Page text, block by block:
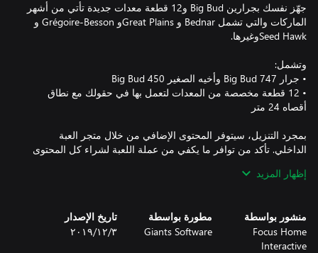
جهّز نفسك بجرارين Big Bud و12 قطعة معدات جديدة تأتي من أشهر
الماركات والتي تشمل Bednar و Great Plainsو Grégoire-Besson و
• 12 قطعة مخصصة من المعدات لتعمل بها في حقولك مع نطاق
بمجرد التنزيل، سيتوفر المحتوى الإضافي من خلال متجر العبة
الداخلي. تأكد من توافر ما يكفي من عملة اللعبة لشراء كل المحتوى
إظهار المزيد
منشور بواسطة
Focus Home
Interactive
مطورة بواسطة
Giants Software
تاريخ الإصدار
٣‏/١٢‏/٢٠١٩